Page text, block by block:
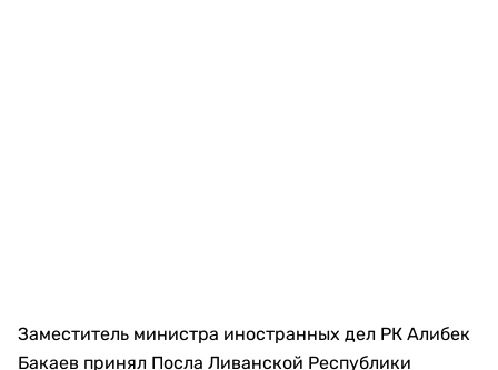
Заместитель министра иностранных дел РК Алибек
Бакаев принял Посла Ливанской Республики